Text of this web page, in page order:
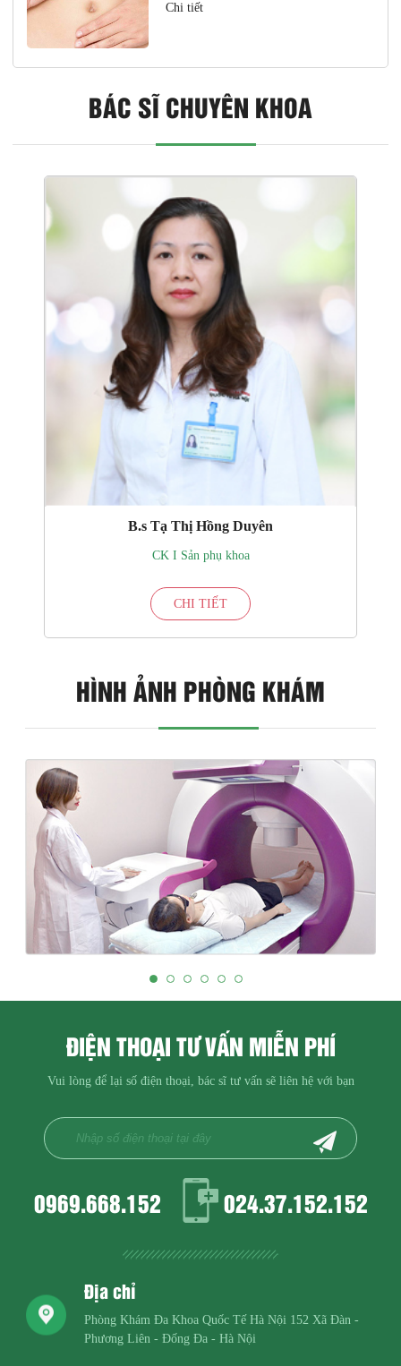
Chi tiết
BÁC SĨ CHUYÊN KHOA
B.s Tạ Thị Hồng Duyên
CK I Sản phụ khoa
CHI TIẾT
HÌNH ẢNH PHÒNG KHÁM
ĐIỆN THOẠI TƯ VẤN MIỄN PHÍ
Vui lòng để lại số điện thoại, bác sĩ tư vấn sẽ liên hệ với bạn
0969.668.152 024.37.152.152
Địa chỉ
Phòng Khám Đa Khoa Quốc Tế Hà Nội 152 Xã Đàn -
Phương Liên - Đống Đa - Hà Nội